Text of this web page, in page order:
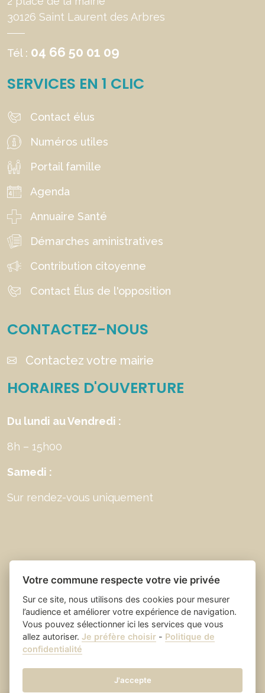
30126 Saint Laurent des Arbres
Tél : 04 66 50 01 09
SERVICES EN 1 CLIC
Contact élus
Numéros utiles
Portail famille
Agenda
Annuaire Santé
Démarches aministratives
Contribution citoyenne
Contact Élus de l'opposition
CONTACTEZ-NOUS
Contactez votre mairie
HORAIRES D'OUVERTURE
Du lundi au Vendredi :
8h – 15h00
Samedi :
Sur rendez-vous uniquement
Place du village la solution web
et appli des collectivités
- Saint Laurent
Mentions légales-- Gestion des cookies
Votre commune respecte votre vie privée
Sur ce site, nous utilisons des cookies pour mesurer
l’audience et améliorer votre expérience de navigation.
Vous pouvez sélectionner ici les services que vous
allez autoriser.Je préfère choisir - Politique de
confidentialité
J'accepte